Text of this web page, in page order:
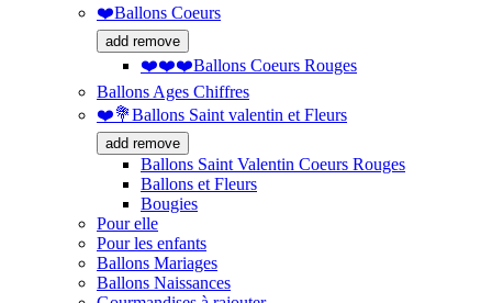
❤️Ballons Coeurs
add remove
❤️❤️❤️Ballons Coeurs Rouges
Ballons Ages Chiffres
❤️💐Ballons Saint valentin et Fleurs
add remove
Ballons Saint Valentin Coeurs Rouges
Ballons et Fleurs
Bougies
Pour elle
Pour les enfants
Ballons Mariages
Ballons Naissances